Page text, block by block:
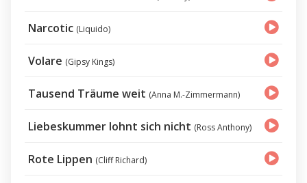
Narcotic (Liquido)
Volare (Gipsy Kings)
Tausend Träume weit (Anna M.-Zimmermann)
Liebeskummer lohnt sich nicht (Ross Anthony)
Rote Lippen (Cliff Richard)